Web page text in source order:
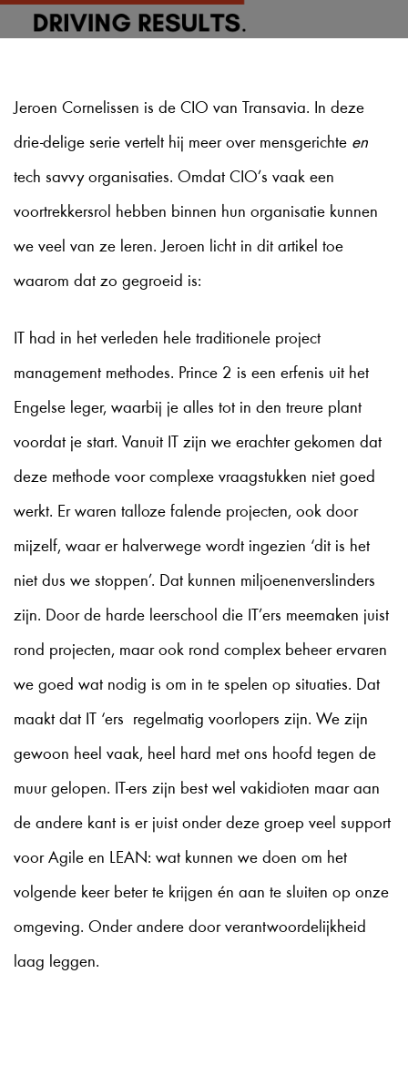
Jeroen Cornelissen is de CIO van Transavia. In deze
drie-delige serie vertelt hij meer over mensgerichte en
tech savvy organisaties. Omdat CIO’s vaak een
voortrekkersrol hebben binnen hun organisatie kunnen
we veel van ze leren. Jeroen licht in dit artikel toe
waarom dat zo gegroeid is:
IT had in het verleden hele traditionele project
management methodes. Prince 2 is een erfenis uit het
Engelse leger, waarbij je alles tot in den treure plant
voordat je start. Vanuit IT zijn we erachter gekomen dat
deze methode voor complexe vraagstukken niet goed
werkt. Er waren talloze falende projecten, ook door
mijzelf, waar er halverwege wordt ingezien ‘dit is het
niet dus we stoppen’. Dat kunnen miljoenenverslinders
zijn. Door de harde leerschool die IT’ers meemaken juist
rond projecten, maar ook rond complex beheer ervaren
we goed wat nodig is om in te spelen op situaties. Dat
maakt dat IT ‘ers regelmatig voorlopers zijn. We zijn
gewoon heel vaak, heel hard met ons hoofd tegen de
muur gelopen. IT-ers zijn best wel vakidioten maar aan
de andere kant is er juist onder deze groep veel support
voor Agile en LEAN: wat kunnen we doen om het
volgende keer beter te krijgen én aan te sluiten op onze
omgeving. Onder andere door verantwoordelijkheid
laag leggen.